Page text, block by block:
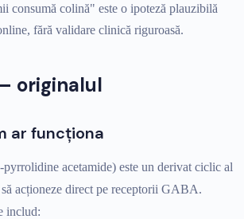
consumă colină" este o ipoteză plauzibilă
fără validare clinică riguroasă.
originalul
ar funcționa
acetamide) este un derivat ciclic al
acționeze direct pe receptorii GABA.
includ: